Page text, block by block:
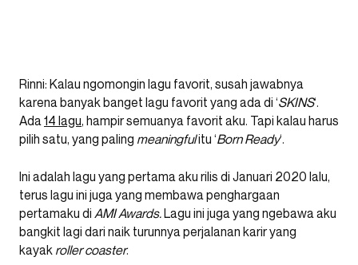
Rinni: Kalau ngomongin lagu favorit, susah jawabnya
karena banyak banget lagu favorit yang ada di ‘SKINS‘.
Ada 14 lagu, hampir semuanya favorit aku. Tapi kalau harus
pilih satu, yang paling meaningfulitu ‘Born Ready‘.
Ini adalah lagu yang pertama aku rilis di Januari 2020 lalu,
terus lagu ini juga yang membawa penghargaan
pertamaku di AMI Awards.Lagu ini juga yang ngebawa aku
bangkit lagi dari naik turunnya perjalanan karir yang
kayak roller coaster.